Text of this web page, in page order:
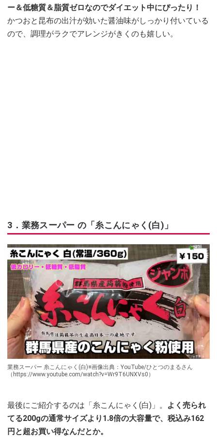
ー＆低糖質＆脂質ゼロなのでダイエット中にぴったり！
かつおと昆布の出汁が効いた醤油味がしっかり付いている
ので、調理がラクでアレンジがきくのも嬉しい。
3．業務スーパー の「糸こんにゃく(白)」
業務スーパー 糸こんにゃく(白)※画像出典：YouTube/ひとつのまるさん
（https://www.youtube.com/watch?v=Wr9T6UNXVs0）
最後にご紹介するのは「糸こんにゃく(白)」。
よく売られ
てる200gの通常サイズより1.8倍の大容量で、税込み162
円と超お買い得なんだとか。